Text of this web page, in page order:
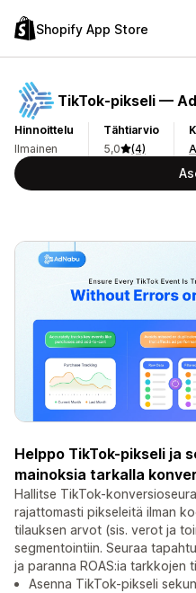
Shopify App Store
TikTok‑pikseli —
Hinnoittelu
Ilmainen
Tähtiarvio
5,0
(4)
Helppo TikTok-pikseli ja
mainoksia tarkalla
Hallitse TikTok-
rajattomasti pikseleitä ilman
tilauksen arvot (sis. verot ja
segmentointiin. Seuraa
ja paranna ROAS:ia tarkkojen
Asenna TikTok-pikseli